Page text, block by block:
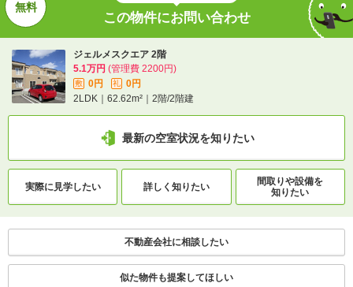
この物件にお問い合わせ
ジェルメスクエア 2階
5.1万円 (管理費 2200円)
敷 0円 礼
0円
2LDK｜62.62m²｜2階/2階建
最新の空室状況を知りたい
実際に見学したい 詳しく知りたい
間取りや設備を
知りたい
不動産会社に相談したい
似た物件も提案してほしい